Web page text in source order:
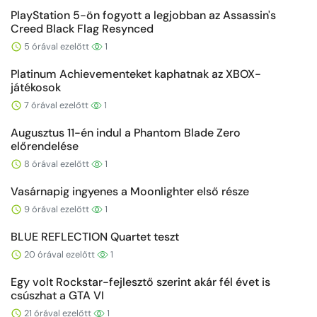
PlayStation 5-ön fogyott a legjobban az Assassin's
Creed Black Flag Resynced
5 órával ezelőtt 1
Platinum Achievementeket kaphatnak az XBOX-
játékosok
7 órával ezelőtt 1
Augusztus 11-én indul a Phantom Blade Zero
előrendelése
8 órával ezelőtt 1
Vasárnapig ingyenes a Moonlighter első része
9 órával ezelőtt 1
BLUE REFLECTION Quartet teszt
20 órával ezelőtt 1
Egy volt Rockstar-fejlesztő szerint akár fél évet is
csúszhat a GTA VI
21 órával ezelőtt 1